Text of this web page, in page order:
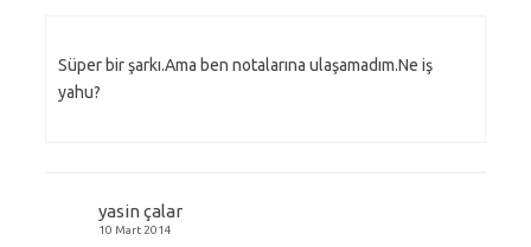
Süper bir şarkı.Ama ben notalarına ulaşamadım.Ne iş
yahu?
yasin çalar
10 Mart 2014